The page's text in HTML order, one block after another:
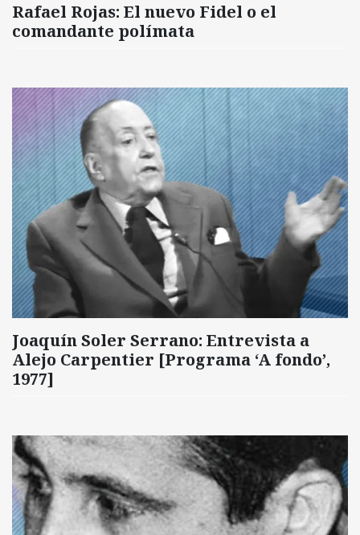
Rafael Rojas: El nuevo Fidel o el
comandante polímata
Joaquín Soler Serrano: Entrevista a
Alejo Carpentier [Programa ‘A fondo’,
1977]